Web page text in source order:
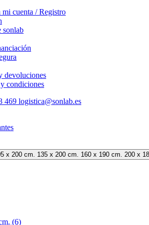
mi cuenta / Registro
sonlab
devoluciones
condiciones
469 logistica@sonlab.es
x 200 cm. 135 x 200 cm. 160 x 190 cm. 200 x
(6)